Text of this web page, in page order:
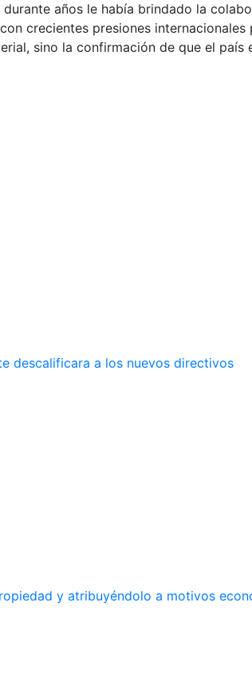
años le había brindado la
crecientes presiones
sino la confirmación de que el
descalificara a los nuevos directivos
y atribuyéndolo a motivos